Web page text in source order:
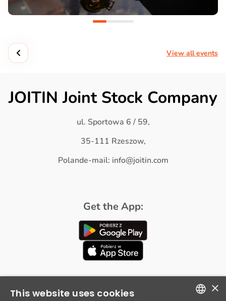
View all events
JOITIN Joint Stock Company
ul. Sportowa 6 / 59,
35-111 Rzeszow,
Polande-mail: info@joitin.com
Get the App:
×
This website uses cookies